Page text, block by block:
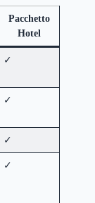
Pacchetto
Hotel
✓
✓
✓
✓